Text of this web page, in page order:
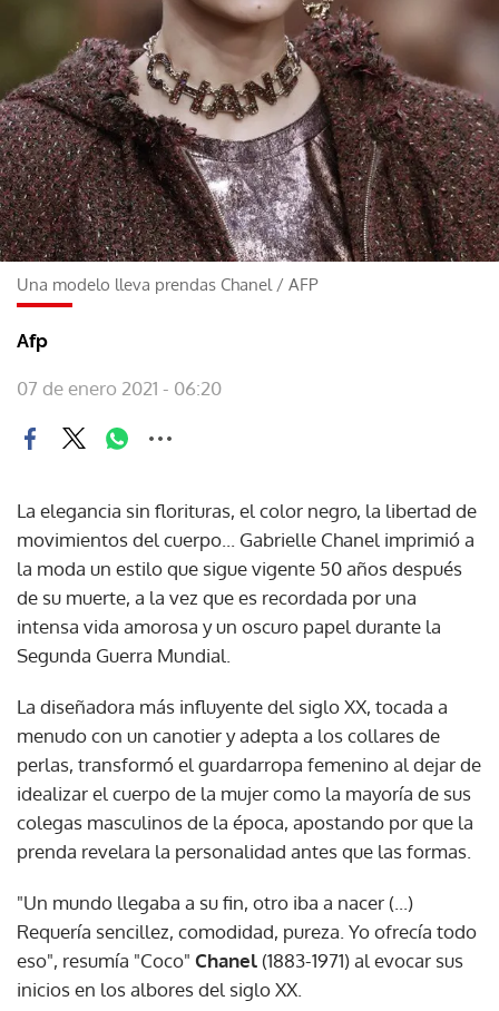
Una modelo lleva prendas Chanel / AFP
Afp
07 de enero 2021 - 06:20
La elegancia sin florituras, el color negro, la libertad de
movimientos del cuerpo... Gabrielle Chanel imprimió a
la moda un estilo que sigue vigente 50 años después
de su muerte, a la vez que es recordada por una
intensa vida amorosa y un oscuro papel durante la
Segunda Guerra Mundial.
La diseñadora más influyente del siglo XX, tocada a
menudo con un canotier y adepta a los collares de
perlas, transformó el guardarropa femenino al dejar de
idealizar el cuerpo de la mujer como la mayoría de sus
colegas masculinos de la época, apostando por que la
prenda revelara la personalidad antes que las formas.
"Un mundo llegaba a su fin, otro iba a nacer (...)
Requería sencillez, comodidad, pureza. Yo ofrecía todo
eso", resumía "Coco" Chanel (1883-1971) al evocar sus
inicios en los albores del siglo XX.